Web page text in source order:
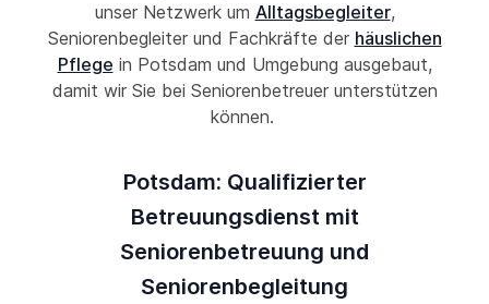
unser Netzwerk um Alltagsbegleiter,
Seniorenbegleiter und Fachkräfte der häuslichen
Pflege in Potsdam und Umgebung ausgebaut,
damit wir Sie bei Seniorenbetreuer unterstützen
können.
Potsdam: Qualifizierter
Betreuungsdienst mit
Seniorenbetreuung und
Seniorenbegleitung